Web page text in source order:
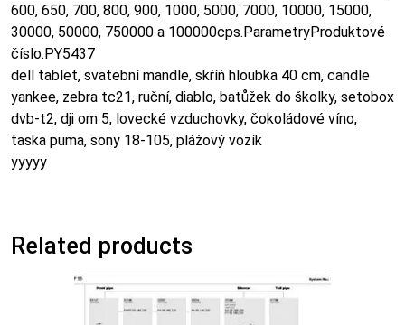
600, 650, 700, 800, 900, 1000, 5000, 7000, 10000, 15000,
30000, 50000, 750000 a 100000cps.ParametryProduktové
číslo.PY5437
dell tablet, svatební mandle, skříň hloubka 40 cm, candle
yankee, zebra tc21, ruční, diablo, batůžek do školky, setobox
dvb-t2, dji om 5, lovecké vzduchovky, čokoládové víno,
taska puma, sony 18-105, plážový vozík
yyyyy
Related products